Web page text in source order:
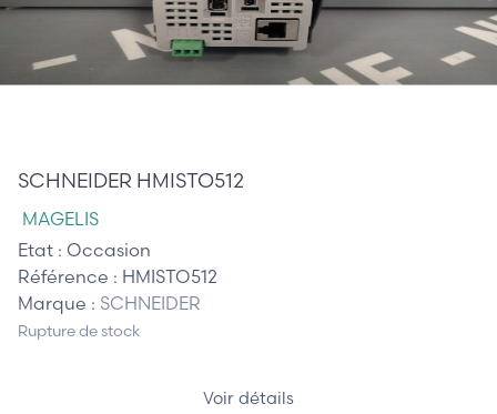
SCHNEIDER HMISTO512
MAGELIS
Etat : Occasion
Référence : HMISTO512
Marque : SCHNEIDER
Rupture de stock
Voir détails